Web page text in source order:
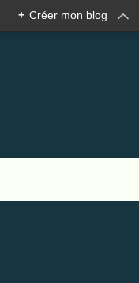
+ Créer mon blog